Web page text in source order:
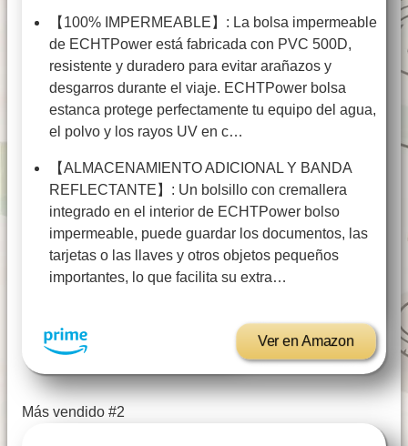
【100% IMPERMEABLE】: La bolsa impermeable
de ECHTPower está fabricada con PVC 500D,
resistente y duradero para evitar arañazos y
desgarros durante el viaje. ECHTPower bolsa
estanca protege perfectamente tu equipo del agua,
el polvo y los rayos UV en c…
【ALMACENAMIENTO ADICIONAL Y BANDA
REFLECTANTE】: Un bolsillo con cremallera
integrado en el interior de ECHTPower bolso
impermeable, puede guardar los documentos, las
tarjetas o las llaves y otros objetos pequeños
importantes, lo que facilita su extra…
Ver en Amazon
Más vendido #2